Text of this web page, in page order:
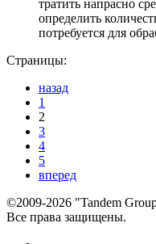
тратить напрасно
определить
потребуется для
Страницы:
назад
1
2
3
4
5
вперед
©2009-2026 "Tandem
Все права защищены.